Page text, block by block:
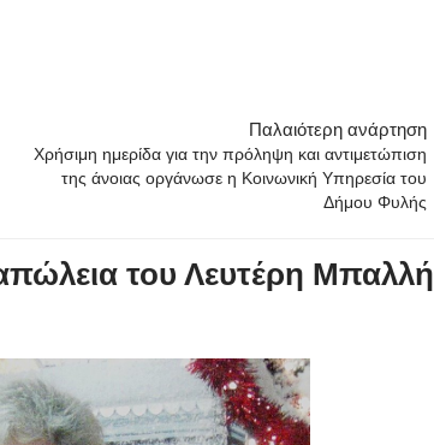
Παλαιότερη ανάρτηση
Χρήσιμη ημερίδα για την πρόληψη και αντιμετώπιση
της άνοιας οργάνωσε η Κοινωνική Υπηρεσία του
Δήμου Φυλής
του Λευτέρη Μπαλλή